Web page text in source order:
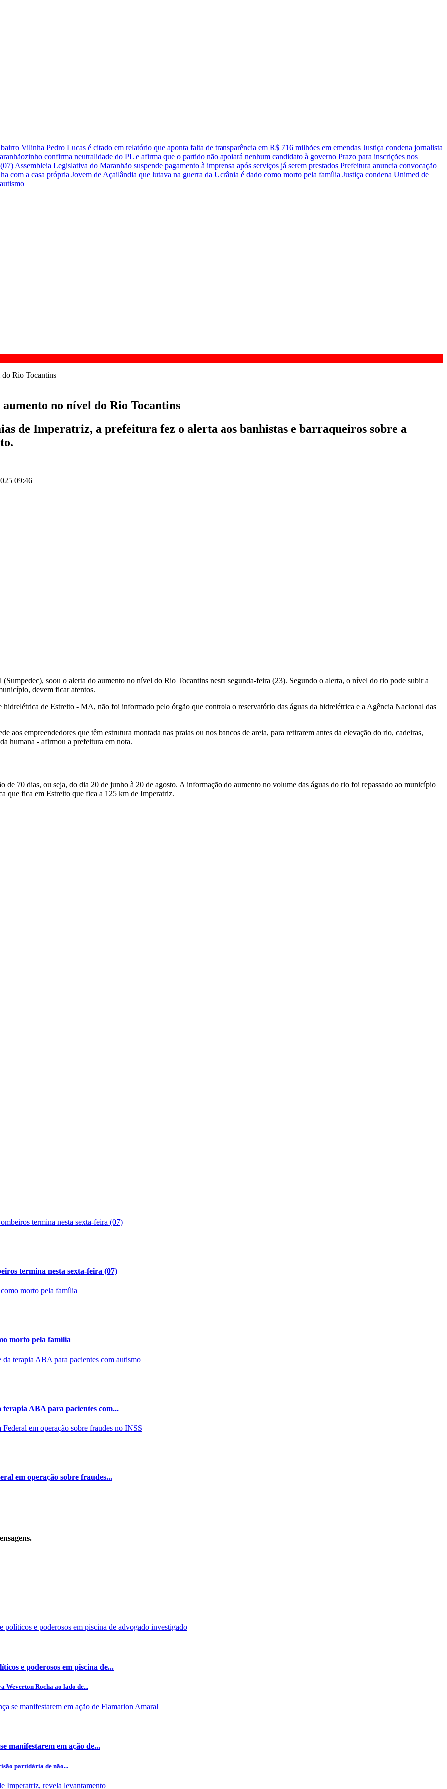
bairro Vilinha Pedro Lucas é citado em relatório que aponta falta de transparência em R$ 716 milhões em emendas Justiça condena jornalista
confirma neutralidade do PL e afirma que o partido não apoiará nenhum candidato à governo Prazo para inscrições nos
Assembleia Legislativa do Maranhão suspende pagamento à imprensa após serviços já serem prestados Prefeitura anuncia convocação
com a casa própria Jovem de Açailândia que lutava na guerra da Ucrânia é dado como morto pela família Justiça condena Unimed de
no nível do Rio Tocantins
de Imperatriz, a prefeitura fez o alerta aos banhistas e barraqueiros sobre a
09:46
soou o alerta do aumento no nível do Rio Tocantins nesta segunda-feira (23). Segundo o alerta, o nível do rio pode subir a
devem ficar atentos.
de Estreito - MA, não foi informado pelo órgão que controla o reservatório das águas da hidrelétrica e a Agência Nacional das
aos empreendedores que têm estrutura montada nas praias ou nos bancos de areia, para retirarem antes da elevação do rio, cadeiras,
humana - afirmou a prefeitura em nota.
de 70 dias, ou seja, do dia 20 de junho à 20 de agosto. A informação do aumento no volume das águas do rio foi repassado ao município
que fica em Estreito que fica a 125 km de Imperatriz.
termina nesta sexta-feira (07)
morto pela família
ABA para pacientes com...
em operação sobre fraudes...
e poderosos em piscina de...
Weverton Rocha ao lado de...
manifestarem em ação de...
partidária de não...